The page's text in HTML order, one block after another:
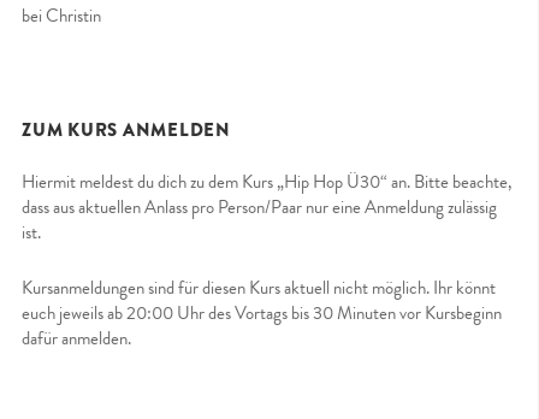
bei Christin
ZUM KURS ANMELDEN
Hiermit meldest du dich zu dem Kurs „Hip Hop Ü30“ an. Bitte beachte,
dass aus aktuellen Anlass pro Person/Paar nur eine Anmeldung zulässig
ist.
Kursanmeldungen sind für diesen Kurs aktuell nicht möglich. Ihr könnt
euch jeweils ab 20:00 Uhr des Vortags bis 30 Minuten vor Kursbeginn
dafür anmelden.